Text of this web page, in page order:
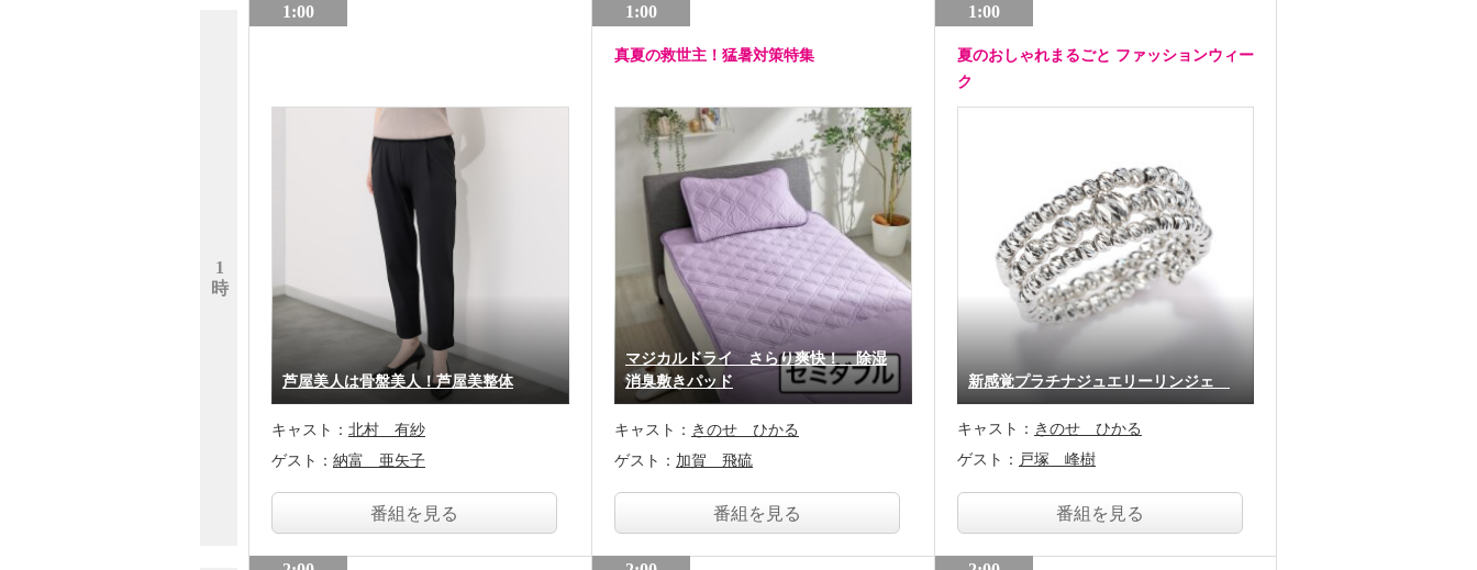
1
時
1:00
芦屋美人は骨盤美人！芦屋美整体
キャスト： 北村 有紗
ゲスト： 納富 亜矢子
番組を見る
1:00
真夏の救世主！猛暑対策特集
マジカルドライ さらり爽快！ 除湿
消臭敷きパッド
キャスト： きのせ ひかる
ゲスト： 加賀 飛硫
番組を見る
1:00
夏のおしゃれまるごと ファッションウィー
ク
新感覚プラチナジュエリーリンジェ
キャスト： きのせ ひかる
ゲスト： 戸塚 峰樹
番組を見る